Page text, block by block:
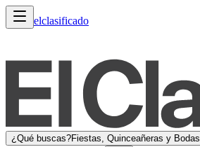
elclasificado
¿Qué buscas?Fiestas, Quinceañeras y Bodas